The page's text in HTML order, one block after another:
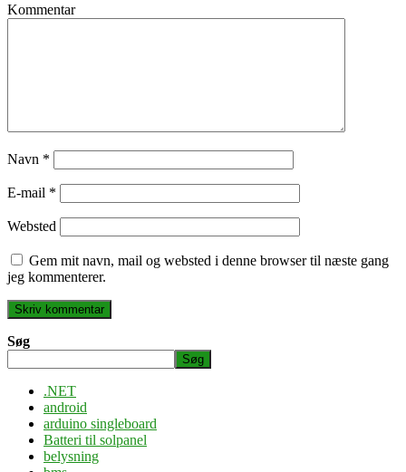
Kommentar
Navn *
E-mail *
Websted
Gem mit navn, mail og websted i denne browser til næste gang
jeg kommenterer.
Søg
Søg
.NET
android
arduino singleboard
Batteri til solpanel
belysning